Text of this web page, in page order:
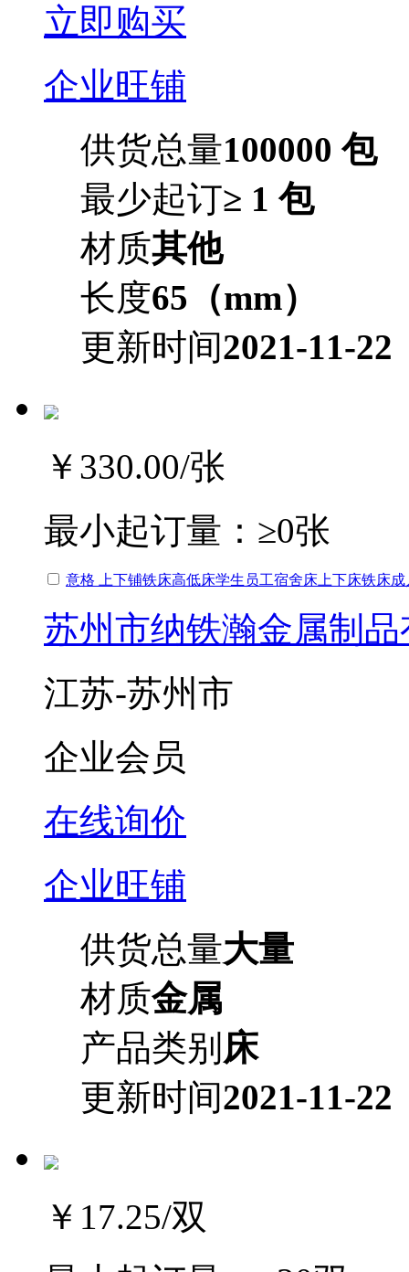
立即购买
企业旺铺
供货总量100000 包
最少起订≥ 1 包
材质其他
长度65（mm）
更新时间2021-11-22
￥330.00/张
最小起订量： ≥0张
意格 上下铺铁床高低床学生员工宿舍床上下床铁床
苏州市纳铁瀚金属制
江苏-苏州市
企业会员
在线询价
企业旺铺
供货总量大量
材质金属
产品类别 床
更新时间2021-11-22
￥17.25/双